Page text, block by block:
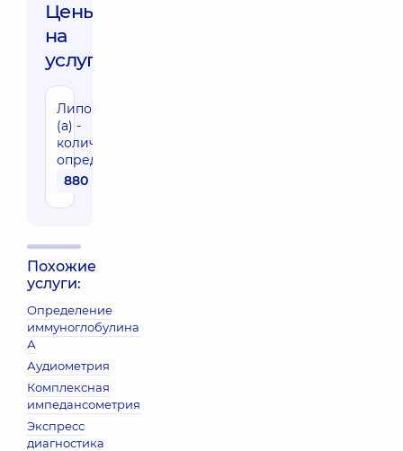
Цены
на
услуги:
Липопротеин
(а) -
количественное
определение
880 грн
Похожие
услуги:
Определение
иммуноглобулина
А
Аудиометрия
Комплексная
импедансометрия
Экспресс
диагностика